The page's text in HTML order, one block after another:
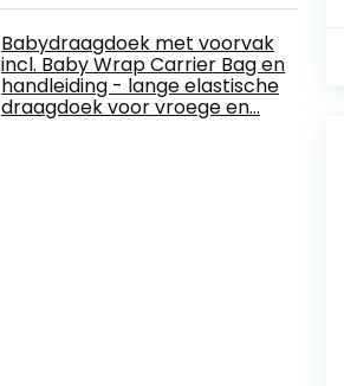
Babydraagdoek met voorvak
incl. Baby Wrap Carrier Bag en
handleiding - lange elastische
draagdoek voor vroege en…